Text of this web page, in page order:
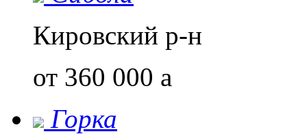
Кировский р-н
от 360 000 a
Горка